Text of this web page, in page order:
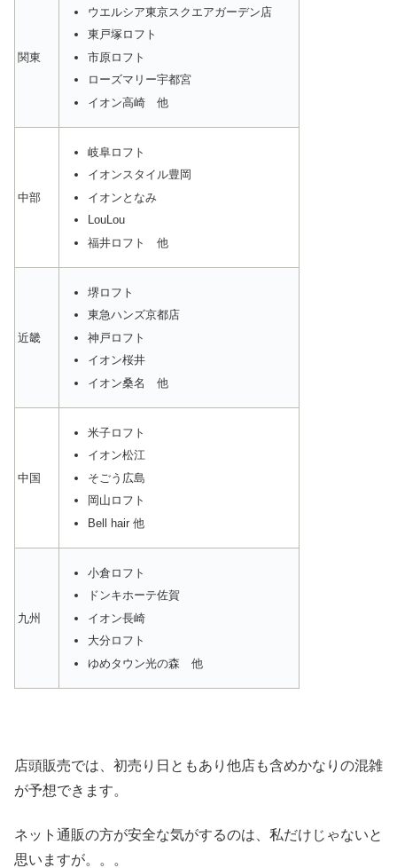
関東
ウエルシア東京スクエアガーデン店
東戸塚ロフト
市原ロフト
ローズマリー宇都宮
イオン高崎 他
中部
岐阜ロフト
イオンスタイル豊岡
イオンとなみ
LouLou
福井ロフト 他
近畿
堺ロフト
東急ハンズ京都店
神戸ロフト
イオン桜井
イオン桑名 他
中国
米子ロフト
イオン松江
そごう広島
岡山ロフト
Bell hair 他
九州
小倉ロフト
ドンキホーテ佐賀
イオン長崎
大分ロフト
ゆめタウン光の森 他
店頭販売では、初売り日ともあり他店も含めかなりの混雑
が予想できます。
ネット通販の方が安全な気がするのは、私だけじゃないと
思いますが。。。